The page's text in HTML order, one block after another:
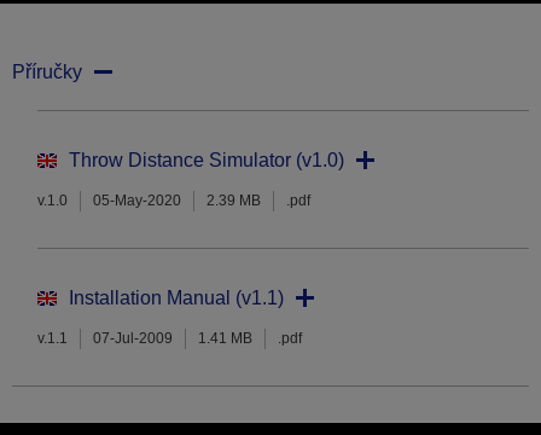
Příručky
Throw Distance Simulator (v1.0)
v.1.0 05-May-2020 2.39 MB .pdf
Installation Manual (v1.1)
v.1.1 07-Jul-2009 1.41 MB .pdf